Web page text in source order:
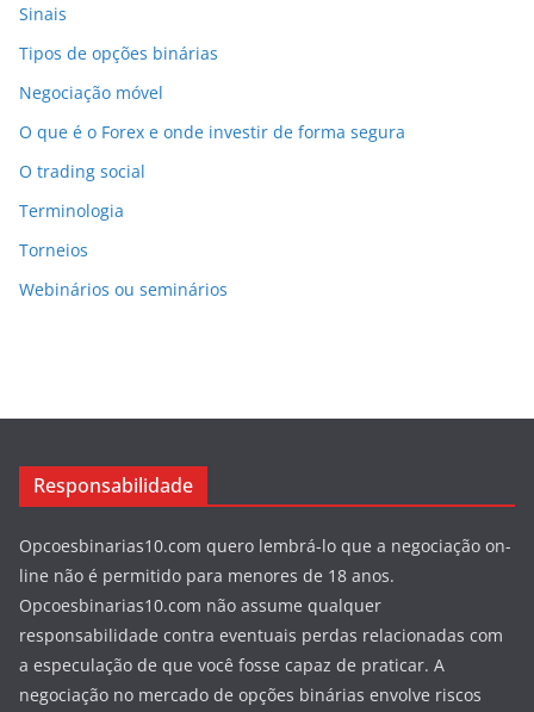
Sinais
Tipos de opções binárias
Negociação móvel
O que é o Forex e onde investir de forma segura
O trading social
Terminologia
Torneios
Webinários ou seminários
Responsabilidade
Opcoesbinarias10.com quero lembrá-lo que a negociação on-
line não é permitido para menores de 18 anos.
Opcoesbinarias10.com não assume qualquer
responsabilidade contra eventuais perdas relacionadas com
a especulação de que você fosse capaz de praticar. A
negociação no mercado de opções binárias envolve riscos